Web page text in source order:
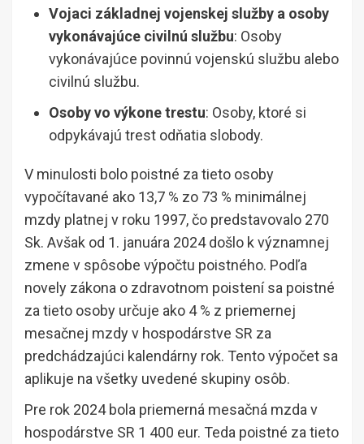
Vojaci základnej vojenskej služby a osoby
vykonávajúce civilnú službu: Osoby
vykonávajúce povinnú vojenskú službu alebo
civilnú službu.
Osoby vo výkone trestu: Osoby, ktoré si
odpykávajú trest odňatia slobody.
V minulosti bolo poistné za tieto osoby
vypočítavané ako 13,7 % zo 73 % minimálnej
mzdy platnej v roku 1997, čo predstavovalo 270
Sk. Avšak od 1. januára 2024 došlo k významnej
zmene v spôsobe výpočtu poistného. Podľa
novely zákona o zdravotnom poistení sa poistné
za tieto osoby určuje ako 4 % z priemernej
mesačnej mzdy v hospodárstve SR za
predchádzajúci kalendárny rok. Tento výpočet sa
aplikuje na všetky uvedené skupiny osôb.
Pre rok 2024 bola priemerná mesačná mzda v
hospodárstve SR 1 400 eur. Teda poistné za tieto